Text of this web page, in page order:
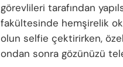
görevlileri tarafından
fakültesinde hemşirelik
olun selfie çektirirken,
ondan sonra gözünüzü